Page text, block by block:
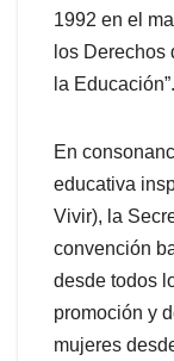
1992 en el
los Derechos
la Educación”.
En
educativa
Vivir), la
convención
desde todos
promoción y
mujeres